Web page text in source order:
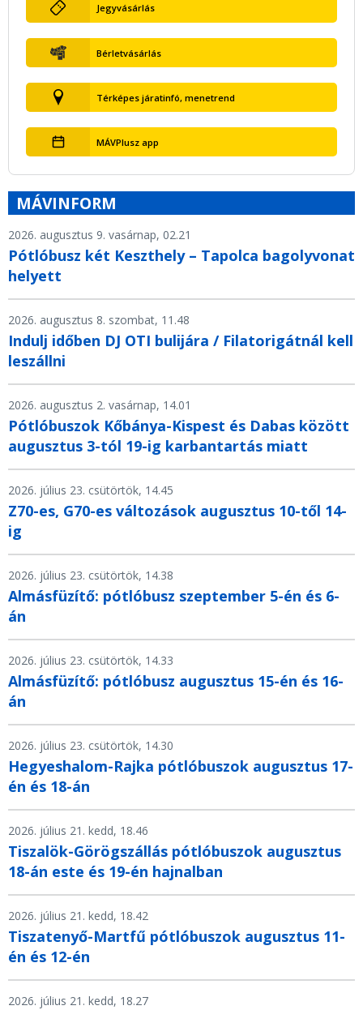
Jegyvásárlás
Bérletvásárlás
Térképes járatinfó, menetrend
MÁVPlusz app
MÁVINFORM
2026. augusztus 9. vasárnap, 02.21
Pótlóbusz két Keszthely – Tapolca bagolyvonat
helyett
2026. augusztus 8. szombat, 11.48
Indulj időben DJ OTI bulijára / Filatorigátnál kell
leszállni
2026. augusztus 2. vasárnap, 14.01
Pótlóbuszok Kőbánya-Kispest és Dabas között
augusztus 3-tól 19-ig karbantartás miatt
2026. július 23. csütörtök, 14.45
Z70-es, G70-es változások augusztus 10-től 14-
ig
2026. július 23. csütörtök, 14.38
Almásfüzítő: pótlóbusz szeptember 5-én és 6-
án
2026. július 23. csütörtök, 14.33
Almásfüzítő: pótlóbusz augusztus 15-én és 16-
án
2026. július 23. csütörtök, 14.30
Hegyeshalom-Rajka pótlóbuszok augusztus 17-
én és 18-án
2026. július 21. kedd, 18.46
Tiszalök-Görögszállás pótlóbuszok augusztus
18-án este és 19-én hajnalban
2026. július 21. kedd, 18.42
Tiszatenyő-Martfű pótlóbuszok augusztus 11-
én és 12-én
2026. július 21. kedd, 18.27